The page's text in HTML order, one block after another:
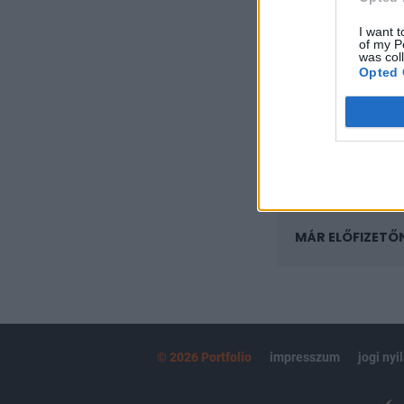
I want
of my
was
Opted
regisztrációhoz
Az előfizetés a
Portfolio.hu
kötéslistái
MÁR
© 2026 Portfolio impresszum jogi